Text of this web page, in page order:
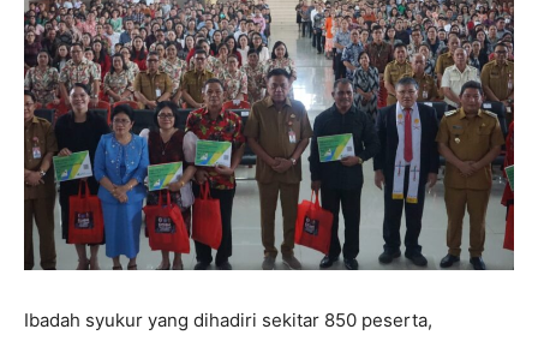
Ibadah syukur yang dihadiri sekitar 850 peserta,